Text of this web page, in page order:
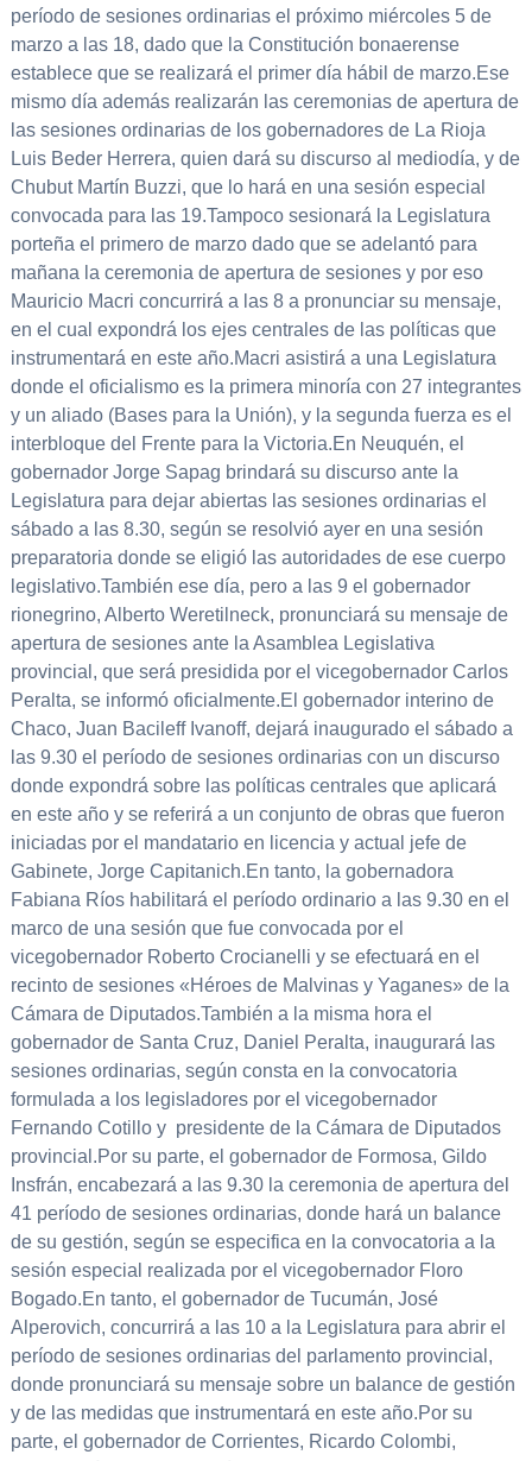
período de sesiones ordinarias el próximo miércoles 5 de
marzo a las 18, dado que la Constitución bonaerense
establece que se realizará el primer día hábil de marzo.Ese
mismo día además realizarán las ceremonias de apertura de
las sesiones ordinarias de los gobernadores de La Rioja
Luis Beder Herrera, quien dará su discurso al mediodía, y de
Chubut Martín Buzzi, que lo hará en una sesión especial
convocada para las 19.Tampoco sesionará la Legislatura
porteña el primero de marzo dado que se adelantó para
mañana la ceremonia de apertura de sesiones y por eso
Mauricio Macri concurrirá a las 8 a pronunciar su mensaje,
en el cual expondrá los ejes centrales de las políticas que
instrumentará en este año.Macri asistirá a una Legislatura
donde el oficialismo es la primera minoría con 27 integrantes
y un aliado (Bases para la Unión), y la segunda fuerza es el
interbloque del Frente para la Victoria.En Neuquén, el
gobernador Jorge Sapag brindará su discurso ante la
Legislatura para dejar abiertas las sesiones ordinarias el
sábado a las 8.30, según se resolvió ayer en una sesión
preparatoria donde se eligió las autoridades de ese cuerpo
legislativo.También ese día, pero a las 9 el gobernador
rionegrino, Alberto Weretilneck, pronunciará su mensaje de
apertura de sesiones ante la Asamblea Legislativa
provincial, que será presidida por el vicegobernador Carlos
Peralta, se informó oficialmente.El gobernador interino de
Chaco, Juan Bacileff Ivanoff, dejará inaugurado el sábado a
las 9.30 el período de sesiones ordinarias con un discurso
donde expondrá sobre las políticas centrales que aplicará
en este año y se referirá a un conjunto de obras que fueron
iniciadas por el mandatario en licencia y actual jefe de
Gabinete, Jorge Capitanich.En tanto, la gobernadora
Fabiana Ríos habilitará el período ordinario a las 9.30 en el
marco de una sesión que fue convocada por el
vicegobernador Roberto Crocianelli y se efectuará en el
recinto de sesiones «Héroes de Malvinas y Yaganes» de la
Cámara de Diputados.También a la misma hora el
gobernador de Santa Cruz, Daniel Peralta, inaugurará las
sesiones ordinarias, según consta en la convocatoria
formulada a los legisladores por el vicegobernador
Fernando Cotillo y presidente de la Cámara de Diputados
provincial.Por su parte, el gobernador de Formosa, Gildo
Insfrán, encabezará a las 9.30 la ceremonia de apertura del
41 período de sesiones ordinarias, donde hará un balance
de su gestión, según se especifica en la convocatoria a la
sesión especial realizada por el vicegobernador Floro
Bogado.En tanto, el gobernador de Tucumán, José
Alperovich, concurrirá a las 10 a la Legislatura para abrir el
período de sesiones ordinarias del parlamento provincial,
donde pronunciará su mensaje sobre un balance de gestión
y de las medidas que instrumentará en este año.Por su
parte, el gobernador de Corrientes, Ricardo Colombi,